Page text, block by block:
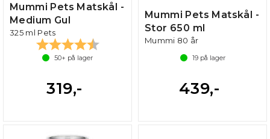
Mummi Pets Matskål -
Medium Gul
325 ml Pets
Karakter: 4.5 av 5 mulige
50+ på lager
319,-
Mummi Pets Matskål -
Stor 650 ml
Mummi 80 år
19på lager
439,-